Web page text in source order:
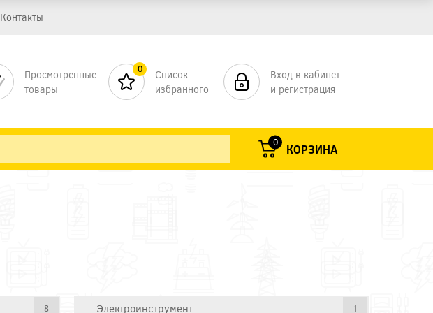
Контакты
Просмотренные
товары
0
Список
избранного
Вход в кабинет
и регистрация
0 КОРЗИНА
8 Электроинструмент 1